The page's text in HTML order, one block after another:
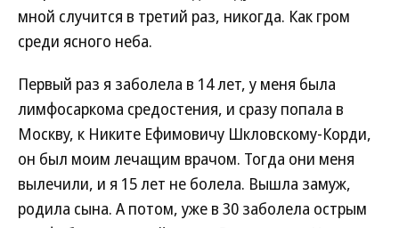
мной случится в третий раз, никогда. Как гром
среди ясного неба.
Первый раз я заболела в 14 лет, у меня была
лимфосаркома средостения, и сразу попала в
Москву, к Никите Ефимовичу Шкловскому-Корди,
он был моим лечащим врачом. Тогда они меня
вылечили, и я 15 лет не болела. Вышла замуж,
родила сына. А потом, уже в 30 заболела острым